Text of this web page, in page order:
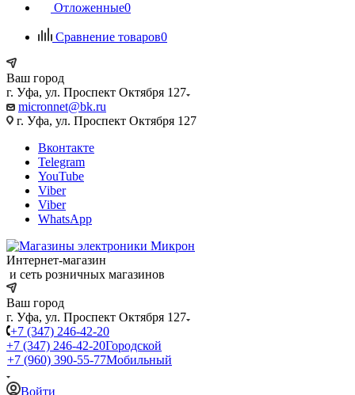
Отложенные0
Сравнение товаров0
Ваш город
г. Уфа, ул. Проспект Октября 127
micronnet@bk.ru
г. Уфа, ул. Проспект Октября 127
Вконтакте
Telegram
YouTube
Viber
Viber
WhatsApp
Интернет-магазин
и сеть розничных магазинов
Ваш город
г. Уфа, ул. Проспект Октября 127
+7 (347) 246-42-20
+7 (347) 246-42-20Городской
+7 (960) 390-55-77Мобильный
Войти